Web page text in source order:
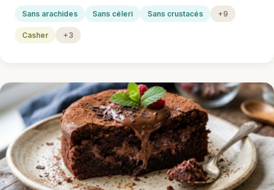
Sans arachides Sans céleri Sans crustacés +9
Casher +3